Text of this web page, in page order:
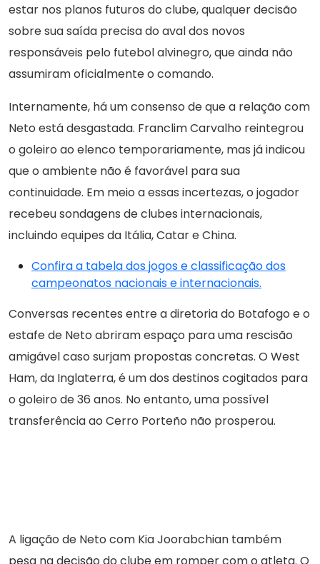
estar nos planos futuros do clube, qualquer decisão
sobre sua saída precisa do aval dos novos
responsáveis pelo futebol alvinegro, que ainda não
assumiram oficialmente o comando.
Internamente, há um consenso de que a relação com
Neto está desgastada. Franclim Carvalho reintegrou
o goleiro ao elenco temporariamente, mas já indicou
que o ambiente não é favorável para sua
continuidade. Em meio a essas incertezas, o jogador
recebeu sondagens de clubes internacionais,
incluindo equipes da Itália, Catar e China.
Confira a tabela dos jogos e classificação dos
campeonatos nacionais e internacionais.
Conversas recentes entre a diretoria do Botafogo e o
estafe de Neto abriram espaço para uma rescisão
amigável caso surjam propostas concretas. O West
Ham, da Inglaterra, é um dos destinos cogitados para
o goleiro de 36 anos. No entanto, uma possível
transferência ao Cerro Porteño não prosperou.
A ligação de Neto com Kia Joorabchian também
pesa na decisão do clube em romper com o atleta. O